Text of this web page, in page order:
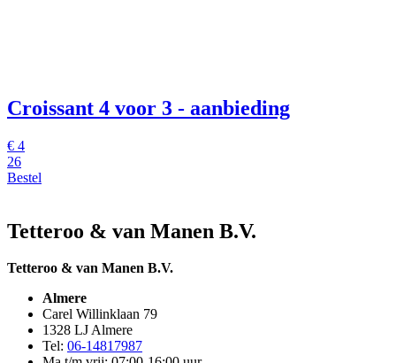
Croissant 4 voor 3 - aanbieding
€ 4
26
Bestel
Tetteroo & van Manen B.V.
Tetteroo & van Manen B.V.
Almere
Carel Willinklaan 79
1328 LJ Almere
Tel: 06-14817987